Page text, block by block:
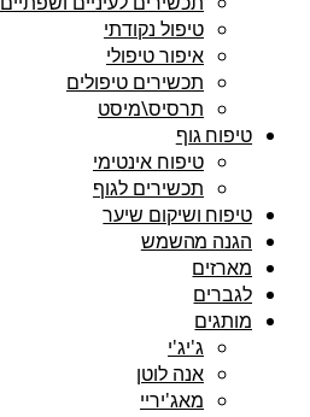
טיפול נקודתי
איפור טיפולי
תכשירים טיפולים
תרסיס\מיסט
טיפוח גוף
טיפוח אינטימי
תכשירים לגוף
טיפוח ושיקום שיער
הגנה מהשמש
מארזים
לגברים
מותגים
ג'יג'י
אנה לוטן
מאג'יריי